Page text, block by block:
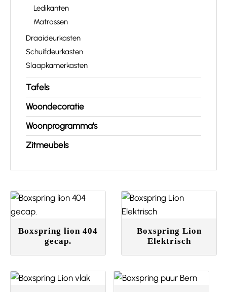
Boxspring lion 404
gecap.
Boxspring Lion
Elektrisch
Ledikanten
Matrassen
Draaideurkasten
Schuifdeurkasten
Slaapkamerkasten
Tafels
Woondecoratie
Woonprogramma's
Zitmeubels